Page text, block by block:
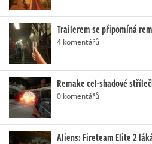
Trailerem se připomíná
4 komentářů
Remake cel-shadové
0 komentářů
Aliens: Fireteam Elite 2